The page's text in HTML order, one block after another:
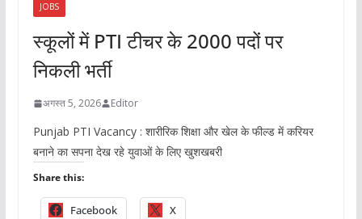
JOBS
स्कूलों में PTI टीचर के 2000 पदों पर
निकली भर्ती
अगस्त 5, 2026 Editor
Punjab PTI Vacancy : शारीरिक शिक्षा और खेल के फील्ड में करियर
बनाने का सपना देख रहे युवाओं के लिए खुशखबरी
Share this:
Facebook X